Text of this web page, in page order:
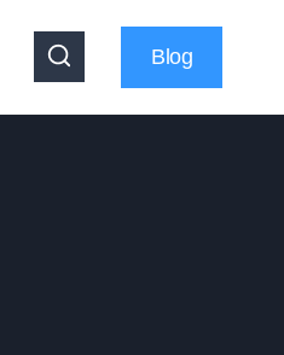
Blog